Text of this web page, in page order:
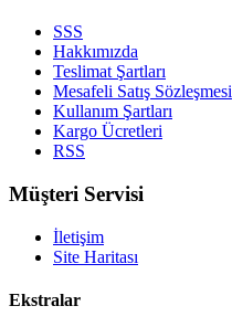
SSS
Hakkımızda
Teslimat Şartları
Mesafeli Satış Sözleşmesi
Kullanım Şartları
Kargo Ücretleri
RSS
Müşteri Servisi
İletişim
Site Haritası
Ekstralar